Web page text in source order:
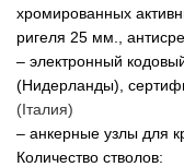
хромированных
ригеля 25 мм.,
– электронный
(Нидерланды),
(Італия)
– анкерные узлы для
Количество стволов: